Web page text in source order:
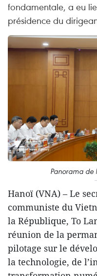
fondamentale, a eu
présidence du
Panorama de
Hanoï (VNA) – Le
communiste du
la République, To
réunion de la
pilotage sur le
la technologie, de